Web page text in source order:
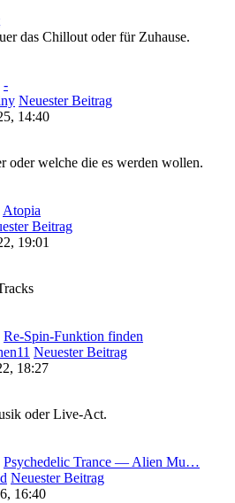
das Chillout oder für Zuhause.
-
Neuester Beitrag
14:40
oder welche die es werden wollen.
Atopia
Beitrag
19:01
Re-Spin-Funktion finden
Neuester Beitrag
18:27
oder Live-Act.
Psychedelic Trance — Alien Mu…
Neuester Beitrag
16:40